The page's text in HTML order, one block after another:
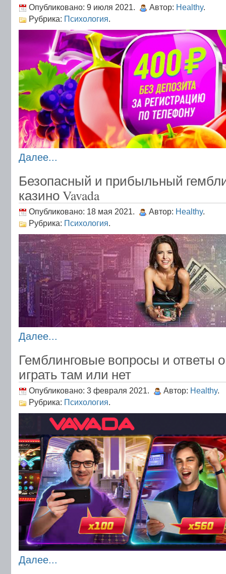
Опубликовано: 9 июля 2021. Автор: Healthy.
Рубрика: Психология.
Далее...
Безопасный и прибыльный
казино Vavada
Опубликовано: 18 мая 2021. Автор: Healthy.
Рубрика: Психология.
Далее...
Гемблинговые вопросы и ответы
играть там или нет
Опубликовано: 3 февраля 2021. Автор: Healthy.
Рубрика: Психология.
Далее...